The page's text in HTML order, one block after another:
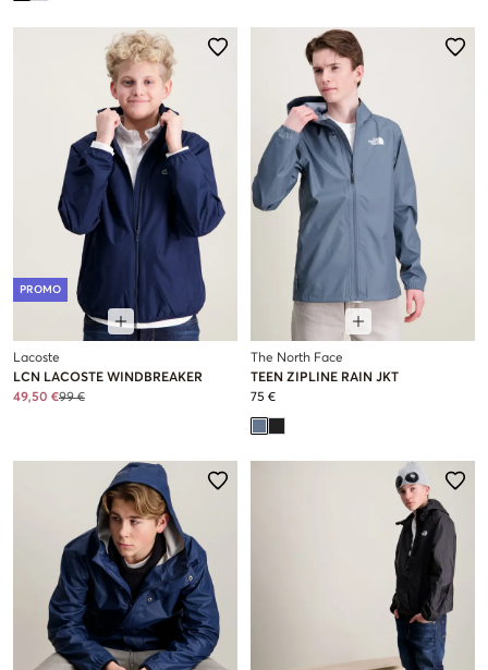
PROMO
Lacoste
LCN LACOSTE WINDBREAKER
49,50 €99 €
The North Face
TEEN ZIPLINE RAIN JKT
75 €